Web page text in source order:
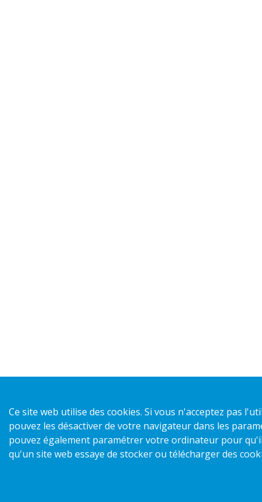
Ce site web utilise des cookies. Si vous n'acceptez pas
pouvez les désactiver de votre navigateur dans les
pouvez également paramétrer votre ordinateur pour
qu'un site web essaye de stocker ou télécharger des